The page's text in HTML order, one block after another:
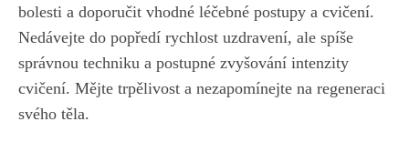
bolesti a doporučit vhodné léčebné postupy a cvičení.
Nedávejte do popředí rychlost uzdravení, ale spíše
správnou techniku a postupné zvyšování intenzity
cvičení. Mějte trpělivost a nezapomínejte na regeneraci
svého těla.